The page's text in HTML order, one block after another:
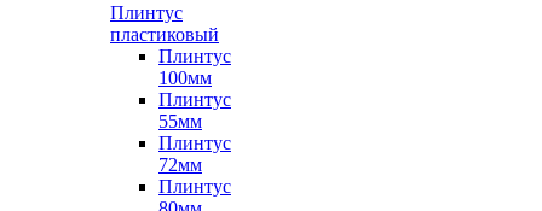
Плинтус
пластиковый
Плинтус
100мм
Плинтус
55мм
Плинтус
72мм
Плинтус